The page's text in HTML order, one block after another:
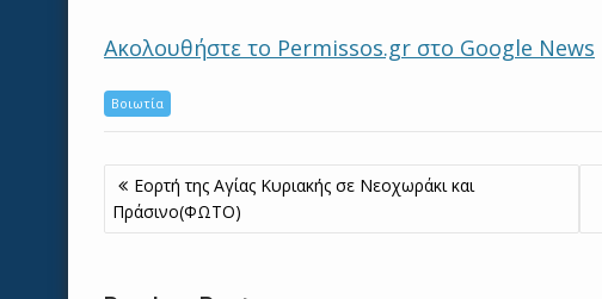
Ακολουθήστε το Permissos.gr στο Google News
Βοιωτία
Πλοήγηση
άρθρων
Εορτή της Αγίας Κυριακής σε Νεοχωράκι και
Πράσινο(ΦΩΤΟ)